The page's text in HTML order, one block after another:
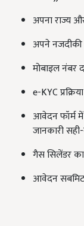
अपना राज्य
अपने
मोबाइल नंबर
e-KYC
आवेदन फॉर्म
जानकारी
गैस सिलेंडर
आवेदन सबमिट